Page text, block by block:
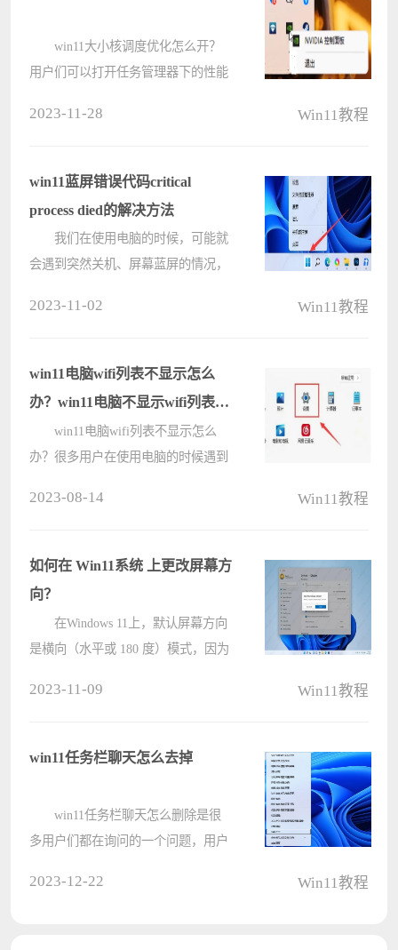
win11大小核调度优化怎么开？
用户们可以打开任务管理器下的性能
控制面板，之后找到管理3D设置来进
行操作????
2023-11-28 Win11教程
win11蓝屏错误代码critical
process died的解决方法
我们在使用电脑的时候，可能就
会遇到突然关机、屏幕蓝屏的情况，
细的解决办法吧。 win11蓝
屏????
2023-11-02 Win11教程
win11电脑wifi列表不显示怎么
办？win11电脑不显示wifi列表解
决方法
win11电脑wifi列表不显示怎么
办？很多用户在使用电脑的时候遇到
清楚怎么解决，那么今日win11教程
就来????
2023-08-14 Win11教程
如何在 Win11系统 上更改屏幕方
向？
在Windows 11上，默认屏幕方向
是横向（水平或 180 度）模式，因为
度）模式更有意义。当您想要将外部
2023-11-09 Win11教程
win11任务栏聊天怎么去掉
win11任务栏聊天怎么删除是很
多用户们都在询问的一个问题，用户
2023-12-22 Win11教程